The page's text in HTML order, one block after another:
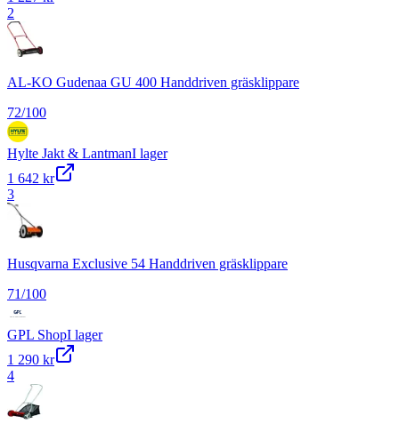
2
AL-KO Gudenaa GU 400 Handdriven gräsklippare
72/100
Hylte Jakt & LantmanI lager
1 642 kr
3
Husqvarna Exclusive 54 Handdriven gräsklippare
71/100
GPL ShopI lager
1 290 kr
4